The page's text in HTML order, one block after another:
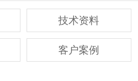
技术资料
客户案例